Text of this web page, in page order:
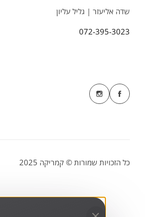
שדה אליעזר | גליל עליון
072-395-3023
כל הזכויות שמורות © קמריקה 2025